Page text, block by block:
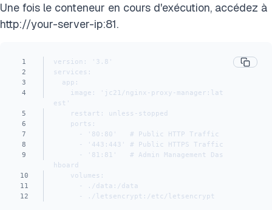
Une fois le conteneur en cours d'exécution, accédez à
http://your-server-ip:81.
1
version: '3.8'
2
services:
3
  app:
4
est'
5
    restart: unless-stopped
6
    ports:
7
      - '80:80'   # Public HTTP Traffic
8
      - '443:443' # Public HTTPS Traffic
9
hboard
10
    volumes:
11
      - ./data:/data
12
      - ./letsencrypt:/etc/letsencrypt